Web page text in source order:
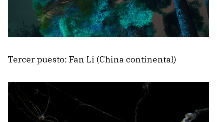
Tercer puesto: Fan Li (China continental)